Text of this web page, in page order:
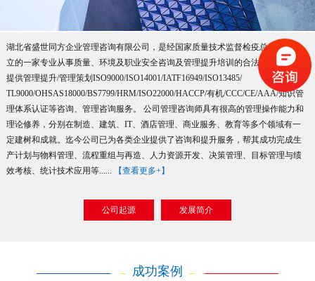
湖北省盛世同方企业管理咨询有限公司，是经国家质量技术监督检疫总局批准成
立的一家专业从事质量、环境及职业安全咨询及管理提升培训的合法机构。主要
提供管理提升/管理策划ISO9000/ISO14001/IATF16949/ISO13485/
TL9000/OHSAS18000/BS7799/HRM/ISO22000/HACCP/有机/CCC/CE/AAA/知识管
理体系认证等咨询、管理咨询服务。 公司管理咨询师具有很高的管理操作能力和
理论修养，分别在制造、建筑、IT、酒店管理、商业服务、教育等多个领域有一
定建树和成就。迄今公司已为各类企业提供了咨询和提升服务，帮其成功完成生
产计划与物料管理、流程重组与再造、人力资源开发、决策管理、目标管理与绩
效考核、统计技术应用等......
【查看更多+】
公司起源 发展简介
成功案例